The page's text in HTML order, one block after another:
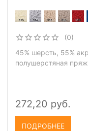
(0)
45% шерсть, 55%
полушерстяная
272,20 руб.
ПОДРОБНЕЕ